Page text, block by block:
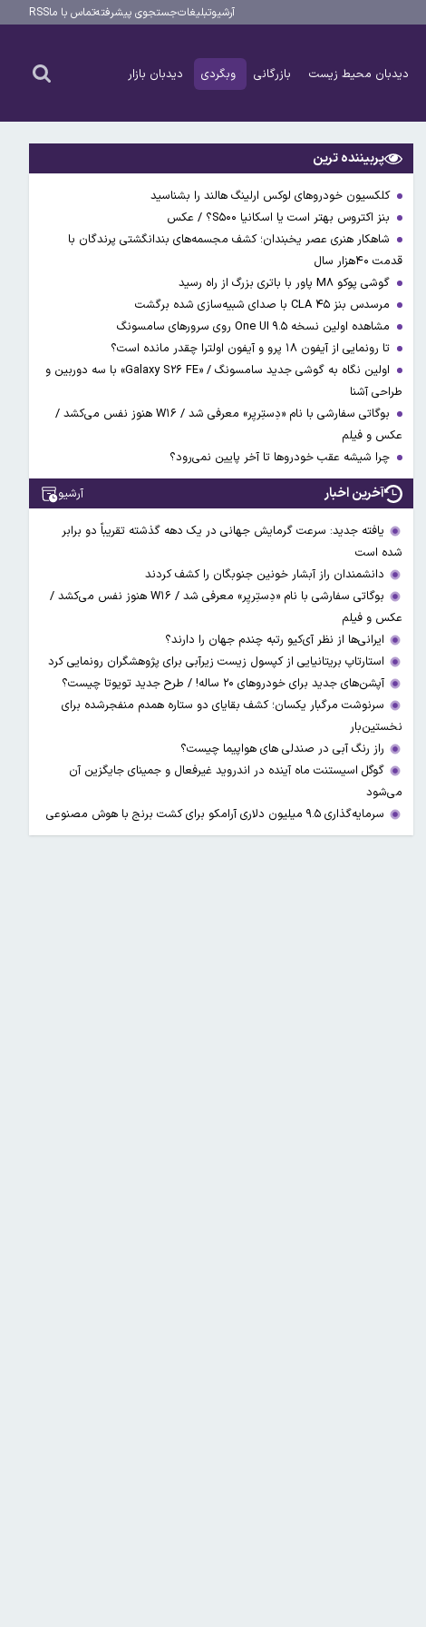
آرشیوتبلیغاتجستجوی پیشرفتهتماس با ماRSS
دیدبان محیط زیست بازرگانی وبگردی دیدبان بازار
پربیننده ترین
کلکسیون خودروهای لوکس ارلینگ هالند را بشناسید
بنز اکتروس بهتر است یا اسکانیا S۵۰۰؟ / عکس
شاهکار هنری عصر یخبندان؛ کشف مجسمه‌های بندانگشتی‌ پرندگان با
قدمت ۴۰هزار سال
گوشی پوکو M۸ پاور با باتری بزرگ از راه رسید
مرسدس بنز CLA ۴۵ با صدای شبیه‌سازی شده برگشت
مشاهده اولین نسخه One UI ۹.۵ روی سرورهای سامسونگ
تا رونمایی از آیفون ۱۸ پرو و آیفون اولترا چقدر مانده است؟
اولین نگاه به گوشی جدید سامسونگ / «Galaxy S۲۶ FE» با سه دوربین و
طراحی آشنا
بوگاتی سفارشی با نام «دِستِریِر» معرفی شد / W۱۶ هنوز نفس می‌کشد /
عکس و فیلم
چرا شیشه عقب خودروها تا آخر پایین نمی‌رود؟
آخرین اخبار آرشیو
یافته جدید: سرعت گرمایش جهانی در یک دهه گذشته تقریباً دو برابر
شده است
دانشمندان راز آبشار خونین جنوبگان را کشف کردند
بوگاتی سفارشی با نام «دِستِریِر» معرفی شد / W۱۶ هنوز نفس می‌کشد /
عکس و فیلم
ایرانی‌ها از نظر آی‌کیو رتبه چندم جهان را دارند؟
استارتاپ بریتانیایی از کپسول زیست زیرآبی برای پژوهشگران رونمایی کرد
آپشن‌های جدید برای خودروهای ۲۰ ساله! / طرح جدید تویوتا چیست؟
سرنوشت مرگبار یکسان؛ کشف بقایای دو ستاره همدم منفجرشده برای
نخستین‌بار
راز رنگ آبی در صندلی های هواپیما چیست؟
گوگل اسیستنت ماه آینده در اندروید غیرفعال و جمینای جایگزین آن
می‌شود
سرمایه‌گذاری ۹.۵ میلیون دلاری آرامکو برای کشت برنج با هوش مصنوعی